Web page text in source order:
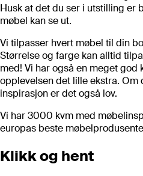
Husk at det du ser i utstilling er
møbel kan se ut.
Vi tilpasser hvert møbel til din
Størrelse og farge kan alltid
med! Vi har også en meget god
opplevelsen det lille ekstra. Om
inspirasjon er det også lov.
Vi har 3000 kvm med
europas beste
Klikk og hent